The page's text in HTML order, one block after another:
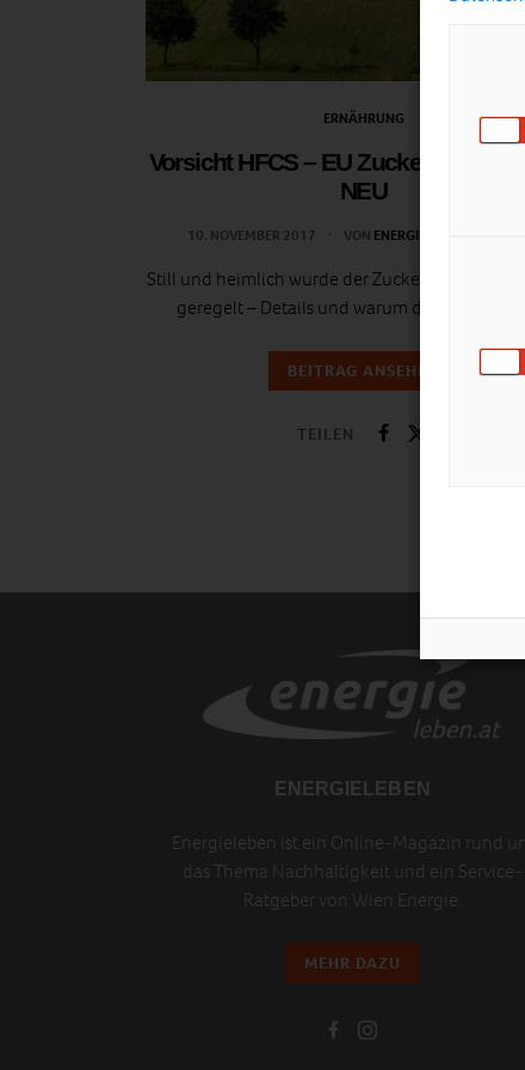
ERNÄHRUNG
Vorsicht HFCS – EU
NEU
10. NOVEMBER 2017 VON ENERGIELEBEN
Still und heimlich wurde der Zuckermarkt in der
geregelt – Details und warum das gefährlich
BEITRAG ANSEHEN
TEILEN
ENERGIELEBEN
Energieleben ist ein Online-Magazin rund
das Thema Nachhaltigkeit und ein Service-
Ratgeber von Wien Energie.
MEHR DAZU